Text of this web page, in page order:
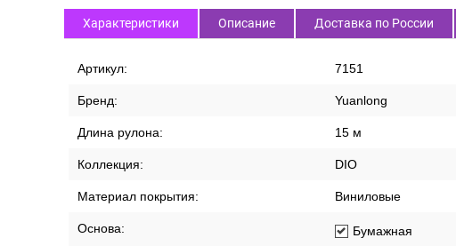
Характеристики Описание Доставка по России
Артикул: 7151
Бренд: Yuanlong
Длина рулона: 15 м
Коллекция: DIO
Материал покрытия: Виниловые
Основа: Бумажная